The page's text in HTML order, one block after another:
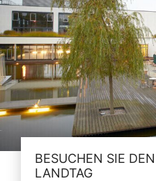
BESUCHEN SIE
LANDTAG